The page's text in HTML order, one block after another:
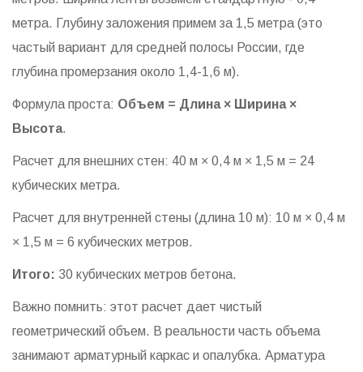
метра. Глубину заложения примем за 1,5 метра (это
частый вариант для средней полосы России, где
глубина промерзания около 1,4-1,6 м).
Формула проста: Объем = Длина × Ширина ×
Высота.
Расчет для внешних стен: 40 м × 0,4 м × 1,5 м = 24
кубических метра.
Расчет для внутренней стены (длина 10 м): 10 м × 0,4 м
× 1,5 м = 6 кубических метров.
Итого: 30 кубических метров бетона.
Важно помнить: этот расчет дает чистый
геометрический объем. В реальности часть объема
занимают арматурный каркас и опалубка. Арматура